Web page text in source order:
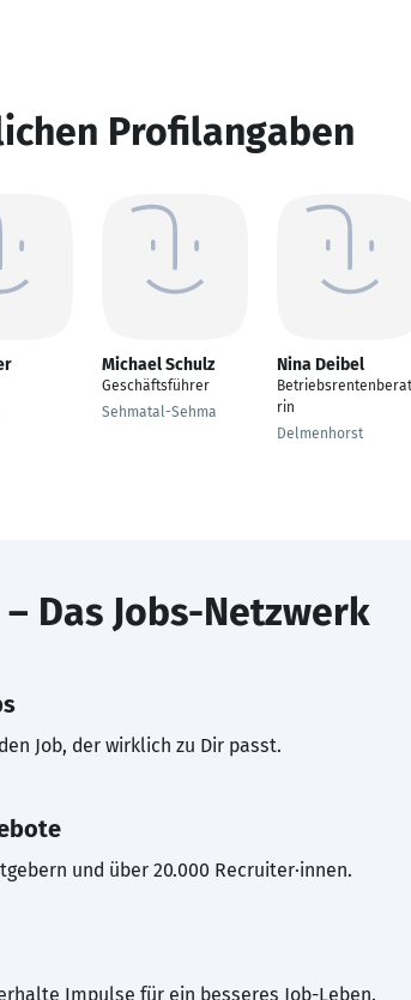
Profilangaben
Michael Schulz
Geschäftsführer
Sehmatal-Sehma
Nina Deibel
rin
Delmenhorst
– Das Jobs-Netzwerk
Job, der wirklich zu Dir passt.
und über 20.000 Recruiter·innen.
Impulse für ein besseres Job-Leben.